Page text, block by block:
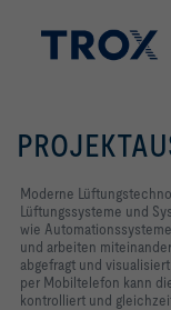
Moderne
Lüftungssysteme und
wie
und arbeiten
abgefragt und
per Mobiltelefon kann
kontrolliert und